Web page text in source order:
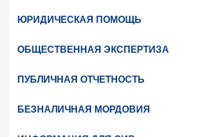
ЮРИДИЧЕСКАЯ ПОМОЩЬ
ОБЩЕСТВЕННАЯ ЭКСПЕРТИЗА
ПУБЛИЧНАЯ ОТЧЕТНОСТЬ
БЕЗНАЛИЧНАЯ МОРДОВИЯ